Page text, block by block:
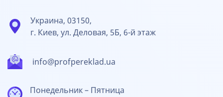
info@profpereklad.ua
Украина, 03150,
г. Киев, ул. Деловая, 5Б, 6-й этаж
Понедельник – Пятница